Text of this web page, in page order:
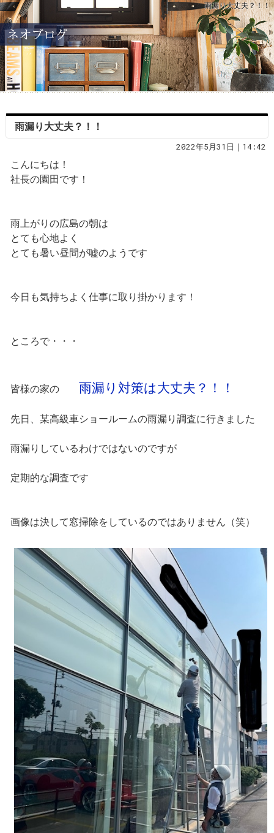
雨漏り大丈夫？！！
雨漏り大丈夫？！！
2022年5月31日｜14:42
こんにちは！
社長の園田です！
雨上がりの広島の朝は
とても心地よく
とても暑い昼間が嘘のようです
今日も気持ちよく仕事に取り掛かります！
ところで・・・
皆様の家の 雨漏り対策は大丈夫？！！
先日、某高級車ショールームの雨漏り調査に行きました
雨漏りしているわけではないのですが
定期的な調査です
画像は決して窓掃除をしているのではありません（笑）